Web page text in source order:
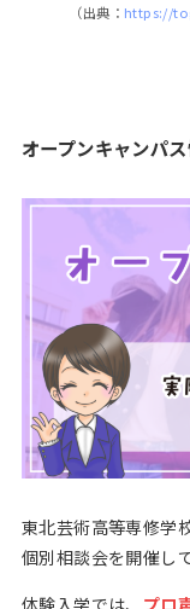
（出典： https://
オープンキャンパ
東北芸術高等専修学
個別相談会を開催し
体験入学では、 プロ